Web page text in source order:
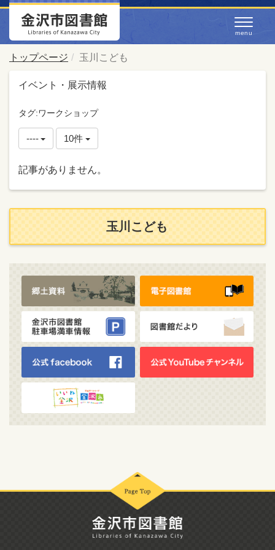
トップページ 玉川こども
イベント・展示情報
タグ:ワークショップ
---- 10件
記事がありません。
玉川こども